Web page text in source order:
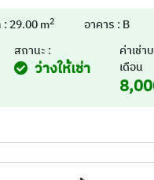
29.00 m2 อาคาร : B
สถานะ :
ว่างให้เช่า
ค่าเช่า
เดือน